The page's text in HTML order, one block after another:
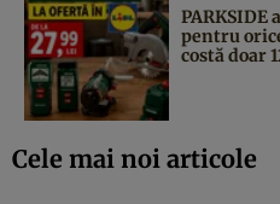
PARKSIDE
pentru
costă doar
Cele mai noi articole